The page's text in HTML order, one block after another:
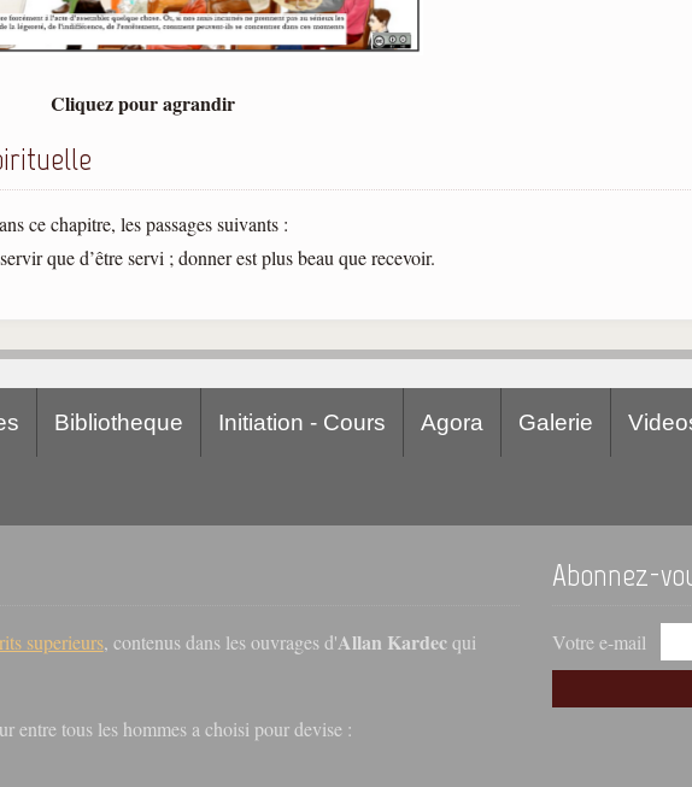
Cliquez pour agrandir
ce chapitre, les passages suivants :
que d’être servi ; donner est plus beau que recevoir.
Bibliotheque Initiation - Cours Agora Galerie
superieurs, contenus dans les ouvrages d'Allan Kardecqui
entre tous les hommes a choisi pour devise :
Abonnez-
Votre e-mail